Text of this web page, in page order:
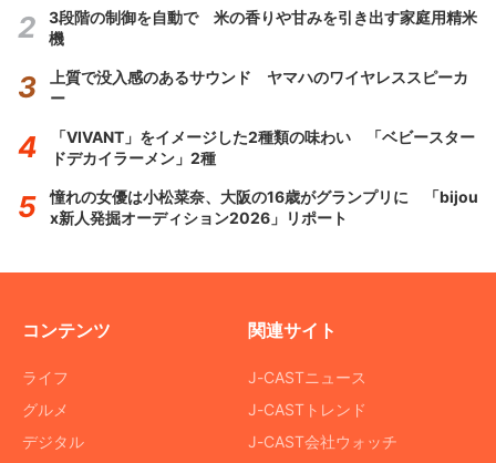
3段階の制御を自動で 米の香りや甘みを引き出す家庭用精米
機
上質で没入感のあるサウンド ヤマハのワイヤレススピーカ
ー
「VIVANT」をイメージした2種類の味わい 「ベビースター
ドデカイラーメン」2種
憧れの女優は小松菜奈、大阪の16歳がグランプリに 「bijou
x新人発掘オーディション2026」リポート
コンテンツ
ライフ
グルメ
デジタル
関連サイト
J-CASTニュース
J-CASTトレンド
J-CAST会社ウォッチ